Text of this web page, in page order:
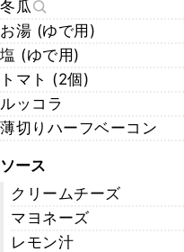
冬瓜
お湯 (ゆで用)
塩 (ゆで用)
トマト (2個)
ルッコラ
薄切りハーフベーコン
ソース
クリームチーズ
マヨネーズ
レモン汁